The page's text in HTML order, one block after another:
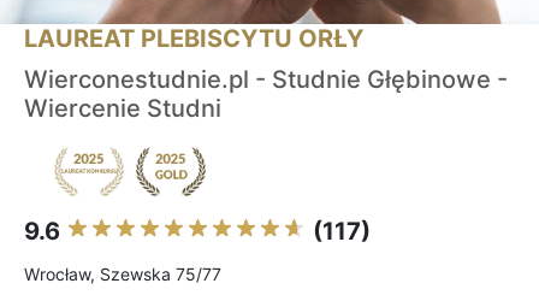
LAUREAT PLEBISCYTU ORŁY
Wierconestudnie.pl - Studnie Głębinowe -
Wiercenie Studni
9.6 (117)
Wrocław, Szewska 75/77